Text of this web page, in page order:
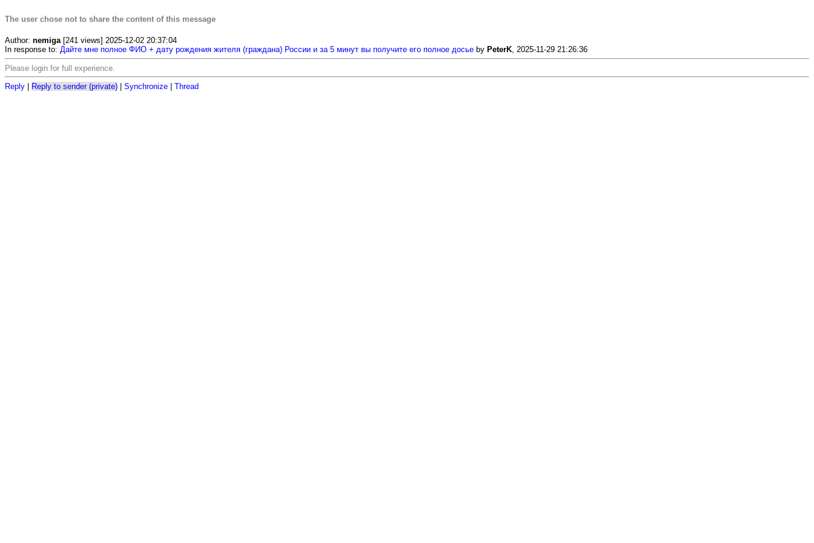
The user chose not to share the content of this message
Author: nemiga[241 views] 2025-12-02 20:37:04
In response to: Дайте мне полное ФИО + дату рождения жителя (граждана) России и за 5 минут вы получите его полное досье by PeterK, 2025-11-29 21:26:36
Please login for full experience.
Reply Reply to sender (private) Synchronize Thread